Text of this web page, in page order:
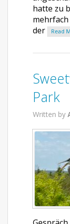
hatte zu
der
Read
Park
Written by